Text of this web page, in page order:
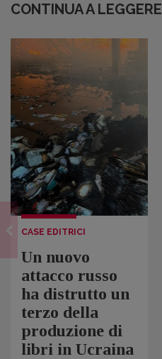
CONTINUA A LEGGERE
CASE EDITRICI
Un nuovo
attacco russo
ha distrutto un
terzo della
produzione di
libri in Ucraina